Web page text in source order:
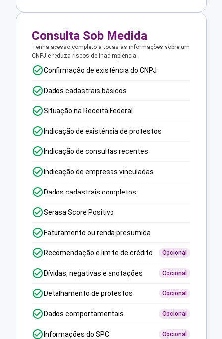
Consulta Sob Medida
Tenha acesso completo a todas as informações sobre um
CNPJ e reduza riscos de inadimplência.
Confirmação de existência do CNPJ
Dados cadastrais básicos
Situação na Receita Federal
Indicação de existência de protestos
Indicação de consultas recentes
Indicação de empresas vinculadas
Dados cadastrais completos
Serasa Score Positivo
Faturamento ou renda presumida
Recomendação e limite de crédito Opcional
Dívidas, negativas e anotações Opcional
Detalhamento de protestos Opcional
Dados comportamentais Opcional
Informações do SPC Opcional